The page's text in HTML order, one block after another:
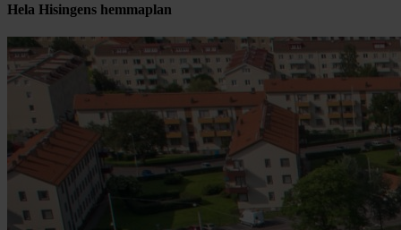
Hela Hisingens hemmaplan